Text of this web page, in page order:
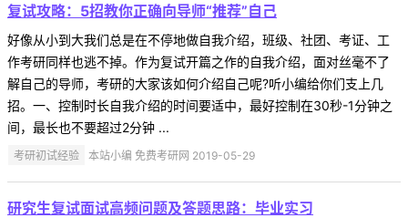
复试攻略：5招教你正确向导师“推荐”自己
好像从小到大我们总是在不停地做自我介绍，班级、社团、考证、工
作考研同样也逃不掉。作为复试开篇之作的自我介绍，面对丝毫不了
解自己的导师，考研的大家该如何介绍自己呢?听小编给你们支上几
招。一、控制时长自我介绍的时间要适中，最好控制在30秒-1分钟之
间，最长也不要超过2分钟 ...
考研初试经验 本站小编 免费考研网 2019-05-29
研究生复试面试高频问题及答题思路：毕业实习